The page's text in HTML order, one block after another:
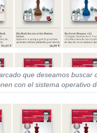
que deseamos buscar
con el sistema operativo